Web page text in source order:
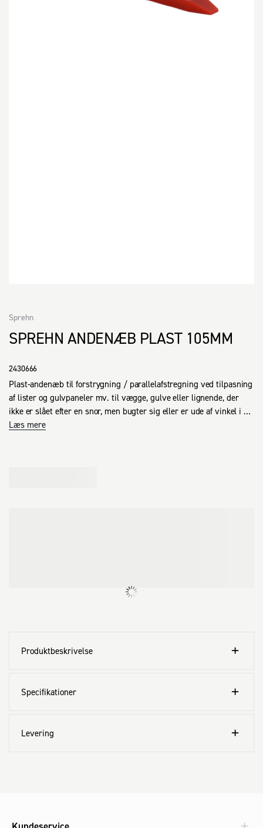
SPREHN ANDENÆB PLAST 105MM
Sprehn
2430666
Plast-andenæb til forstrygning / parallelafstregning ved tilpasning
af lister og gulvpaneler mv. til vægge, gulve eller lignende, der
ikke er slået efter en snor, men bugter sig eller er ude af vinkel i
forhold til hinanden.
Læs mere
Produktbeskrivelse
Specifikationer
Levering